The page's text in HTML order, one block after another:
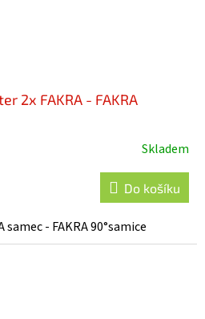
2x FAKRA - FAKRA
Skladem
Do košíku
- FAKRA 90°samice